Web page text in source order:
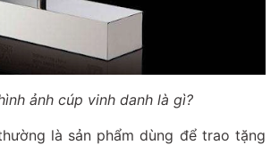
ảnh cúp vinh danh là gì?
là sản phẩm dùng để trao tặng